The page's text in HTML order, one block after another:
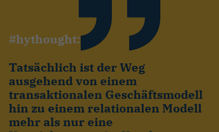
#hythought:
Tatsächlich ist der Weg
ausgehend von einem
transaktionalen Geschäftsmodell
hin zu einem relationalen Modell
mehr als nur eine